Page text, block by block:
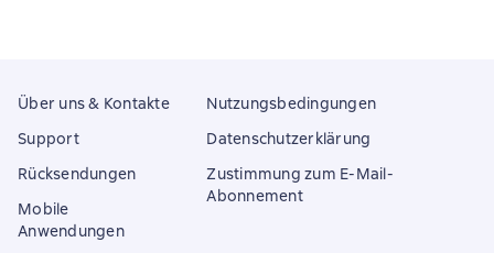
Über uns & Kontakte
Support
Rücksendungen
Mobile
Anwendungen
Nutzungsbedingungen
Datenschutzerklärung
Zustimmung zum E-Mail-
Abonnement